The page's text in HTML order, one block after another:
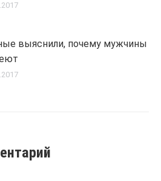
выяснили, почему мужчины